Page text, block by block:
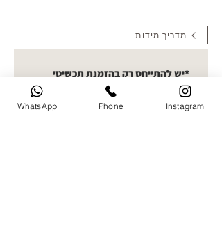
מדריך מידות
*יש להתייחס רק בהזמנת תכשיטי
תמונה העלאת תמונות- קולקציית
חריטות תמונה בחרו תמונה ברורה
להעלאה. ניתן לעלות עד 5 תמונותWhatsApp Phone Instagram